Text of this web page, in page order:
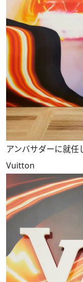
アンバサダーに就
Vuitton